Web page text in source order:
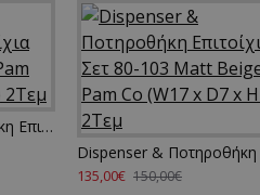
Dispenser & Ποτηροθήκη Επιτοίχια 80-033 Matt White Pam Co (W17 x D7 x H19) 2Τεμ
135,00€ 150,00€